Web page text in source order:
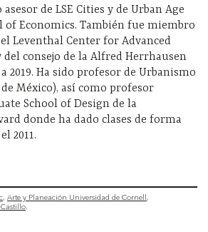
de LSE Cities y de Urban Age
of Economics. También fue miembro
Leventhal Center for Advanced
del consejo de la Alfred Herrhausen
a 2019. Ha sido profesor de Urbanismo
de México), así como profesor
School of Design de la
donde ha dado clases de forma
2011.
Arte y Planeación Universidad de Cornell
Castillo